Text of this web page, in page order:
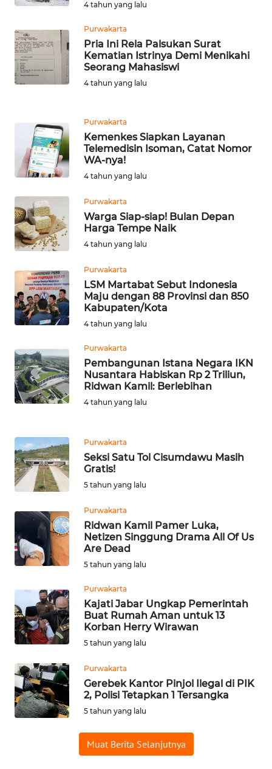
4 tahun yang lalu
Purwakarta
Pria Ini Rela Palsukan Surat
Kematian Istrinya Demi Menikahi
Seorang Mahasiswi
4 tahun yang lalu
Purwakarta
Kemenkes Siapkan Layanan
Telemedisin Isoman, Catat Nomor
WA-nya!
4 tahun yang lalu
Purwakarta
Warga Siap-siap! Bulan Depan
Harga Tempe Naik
4 tahun yang lalu
Purwakarta
LSM Martabat Sebut Indonesia
Maju dengan 88 Provinsi dan 850
Kabupaten/Kota
4 tahun yang lalu
Purwakarta
Pembangunan Istana Negara IKN
Nusantara Habiskan Rp 2 Triliun,
Ridwan Kamil: Berlebihan
4 tahun yang lalu
Purwakarta
Seksi Satu Tol Cisumdawu Masih
Gratis!
5 tahun yang lalu
Purwakarta
Ridwan Kamil Pamer Luka,
Netizen Singgung Drama All Of Us
Are Dead
5 tahun yang lalu
Purwakarta
Kajati Jabar Ungkap Pemerintah
Buat Rumah Aman untuk 13
Korban Herry Wirawan
5 tahun yang lalu
Purwakarta
Gerebek Kantor Pinjol Ilegal di PIK
2, Polisi Tetapkan 1 Tersangka
5 tahun yang lalu
Muat Berita Selanjutnya
WN
MADURA
WN
NATUNA
BINTAN
WN
MANDALIKA
WN
LIKUPANG
WN
WN
BORNEO
Group
WAHANA
NEWS
WAHANA
TANI
WAHANA
ADVOKAT
WAHANA
INFRASTRUKTUR
WAHANA
WAHANA
LISTRIK